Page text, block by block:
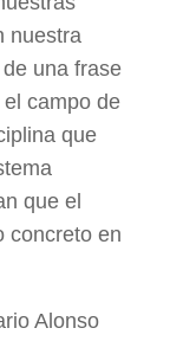
nuestra
una frase
campo de
que
que el
concreto en
Alonso